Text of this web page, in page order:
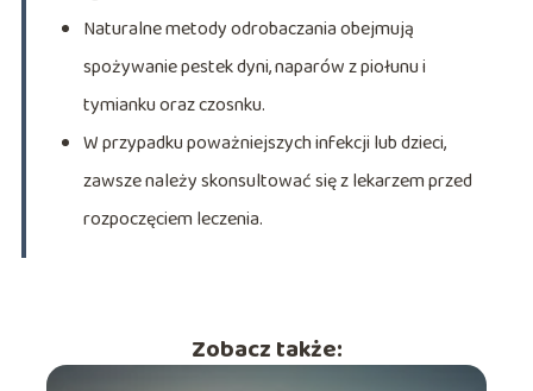
Naturalne metody odrobaczania obejmują
spożywanie pestek dyni, naparów z piołunu i
tymianku oraz czosnku.
W przypadku poważniejszych infekcji lub dzieci,
zawsze należy skonsultować się z lekarzem przed
rozpoczęciem leczenia.
Zobacz także: